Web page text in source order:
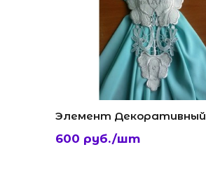
Элемент Декоративный
600 руб./шт